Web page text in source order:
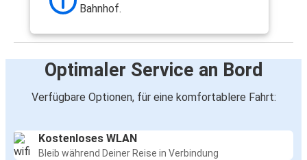
Bahnhof.
Optimaler Service an Bord
Verfügbare Optionen, für eine komfortablere Fahrt:
Kostenloses WLAN
Bleib während Deiner Reise in Verbindung